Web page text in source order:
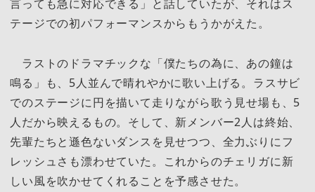
言っても急に対応できる」と話していたが、それはス
テージでの初パフォーマンスからもうかがえた。
ラストのドラマチックな「僕たちの為に、あの鐘は
鳴る」も、5人並んで晴れやかに歌い上げる。ラスサビ
でのステージに円を描いて走りながら歌う見せ場も、5
人だから映えるもの。そして、新メンバー2人は終始、
先輩たちと遜色ないダンスを見せつつ、全力ぶりにフ
レッシュさも漂わせていた。これからのチェリガに新
しい風を吹かせてくれることを予感させた。